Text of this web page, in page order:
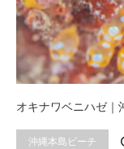
オキナワベニハゼ
沖縄本島ビーチ